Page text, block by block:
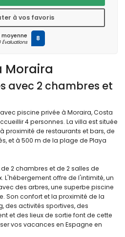
Moraira
avec 2 chambres et
piscine privée à Moraira, Costa
4 personnes. La villa est située
proximité de restaurants et bars, de
et à 500 m de la plage de Playa
2 chambres et de 2 salles de
L'hébergement offre de l'intimité, un
des arbres, une superbe piscine
Son confort et la proximité de la
des activités sportives, des
et des lieux de sortie font de cette
vos vacances en Espagne en
à vos favoris
Évaluations 8